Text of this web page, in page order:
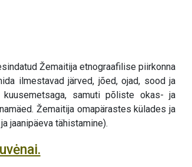
Žemaitija etnograafilise piirkonna
ilmestavad järved, jõed, ojad, sood ja
samuti põliste okas- ja
Žemaitija omapärastes külades ja
jaanipäeva tähistamine).